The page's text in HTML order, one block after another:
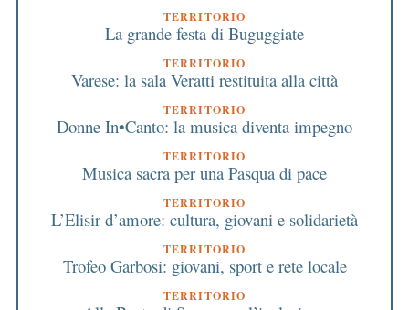
TERRITORIO
La grande festa di Buguggiate
TERRITORIO
Varese: la sala Veratti restituita alla città
TERRITORIO
Donne In•Canto: la musica diventa impegno
TERRITORIO
Musica sacra per una Pasqua di pace
TERRITORIO
L’Elisir d’amore: cultura, giovani e solidarietà
TERRITORIO
Trofeo Garbosi: giovani, sport e rete locale
TERRITORIO